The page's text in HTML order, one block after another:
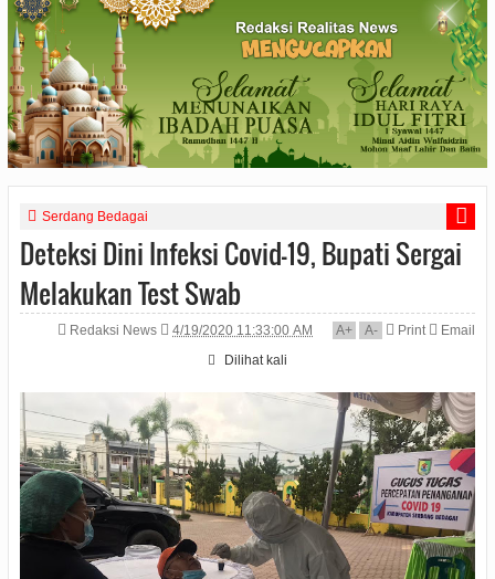
Serdang Bedagai
Deteksi Dini Infeksi Covid-19, Bupati Sergai
Melakukan Test Swab
Redaksi News 4/19/2020 11:33:00 AM A+ A- Print
Email
Dilihat kali